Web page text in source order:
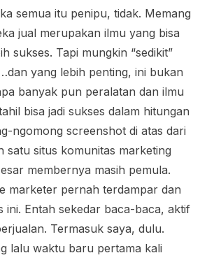
semua itu penipu, tidak. Memang
jual merupakan ilmu yang bisa
sukses. Tapi mungkin “sedikit”
yang lebih penting, ini bukan
banyak pun peralatan dan ilmu
bisa jadi sukses dalam hitungan
ngomong screenshot di atas dari
satu situs komunitas marketing
membernya masih pemula.
marketer pernah terdampar dan
ini. Entah sekedar baca-baca, aktif
Termasuk saya, dulu.
lalu waktu baru pertama kali